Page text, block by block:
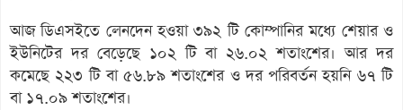
আজ ডিএসইতে লেনদেন হওয়া ৩৯২ টি কোম্পানির মধ্যে শেয়ার ও
ইউনিটের দর বেড়েছে ১০২ টি বা ২৬.০২ শতাংশের। আর দর
কমেছে ২২৩ টি বা ৫৬.৮৯ শতাংশের ও দর পরিবর্তন হয়নি ৬৭ টি
বা ১৭.০৯ শতাংশের।